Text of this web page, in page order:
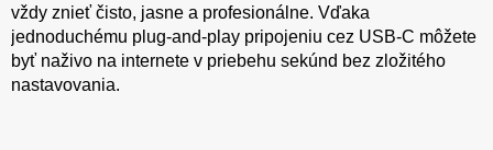
vždy znieť čisto, jasne a profesionálne. Vďaka
jednoduchému plug-and-play pripojeniu cez USB-C môžete
byť naživo na internete v priebehu sekúnd bez zložitého
nastavovania.